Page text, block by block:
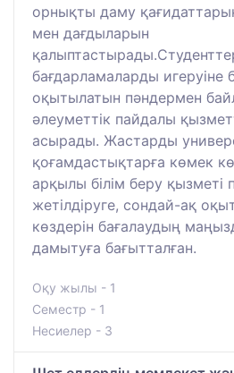
орнықты даму қағидаттарын
мен дағдыларын
бағдарламаларды игеруіне
оқытылатын пәндермен
әлеуметтік пайдалы
асырады. Жастарды
қоғамдастықтарға көмек
арқылы білім беру қызметі
жетілдіруге, сондай-ақ
көздерін бағалаудың
дамытуға бағытталған.
Оқу жылы - 1
Семестр - 1
Несиелер - 3